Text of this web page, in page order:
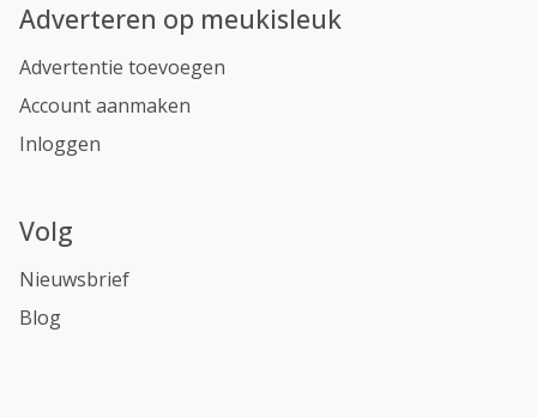
Adverteren op meukisleuk
Advertentie toevoegen
Account aanmaken
Inloggen
Volg
Nieuwsbrief
Blog